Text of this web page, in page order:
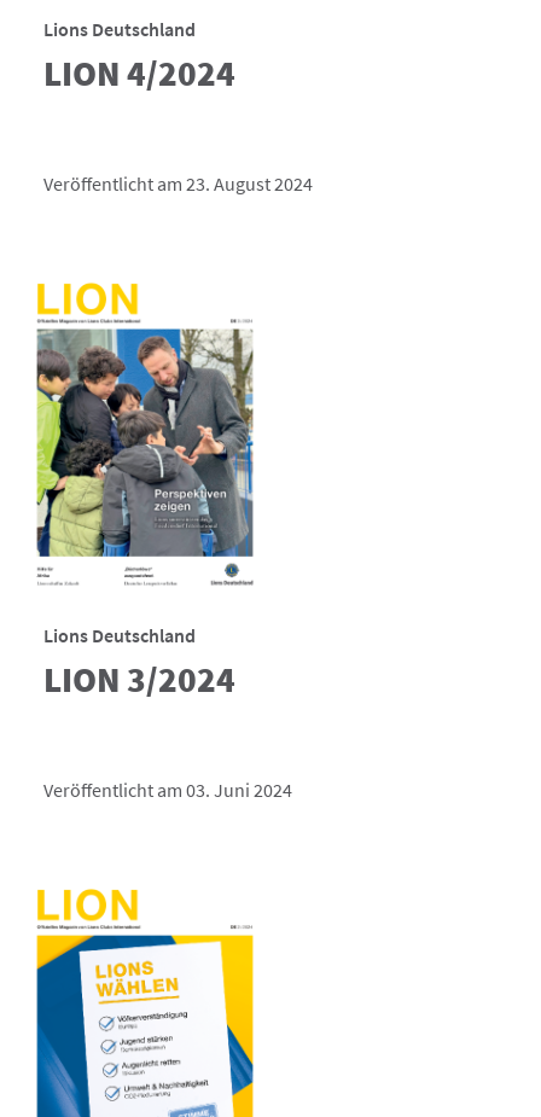
Lions Deutschland
LION 4/2024
Veröffentlicht am 23. August 2024
Lions Deutschland
LION 3/2024
Veröffentlicht am 03. Juni 2024